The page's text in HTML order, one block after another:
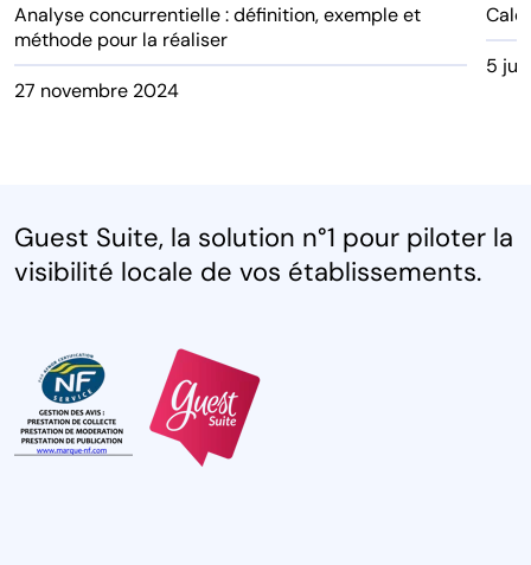
Analyse concurrentielle : définition, exemple et
méthode pour la réaliser
27 novembre 2024
5
Guest Suite, la solution n°1 pour piloter la
visibilité locale de vos établissements.